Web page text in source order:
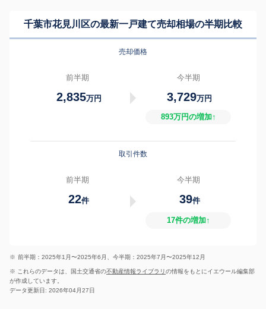
千葉市花見川区の最新一戸建て売却相場の半期比較
売却価格
前半期
2,835万円
今半期
3,729万円
893万円の増加↑
取引件数
前半期
22件
今半期
39件
17件の増加↑
※ 前半期：2025年1月〜2025年6月、今半期：2025年7月〜2025年12月
※ これらのデータは、国土交通省の不動産情報ライブラリの情報をもとにイエウール編集部
が作成しています。
データ更新日: 2026年04月27日